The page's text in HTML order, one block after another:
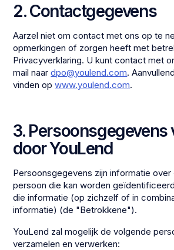
2. Contactgegevens
Aarzel niet om contact met ons op te
opmerkingen of zorgen heeft met
Privacyverklaring. U kunt contact met
mail naardpo@youlend.com.
vinden opwww.youlend.com.
3. Persoonsgegevens
door YouLend
Persoonsgegevens zijn informatie over
persoon die kan worden
die informatie (op zichzelf of in
informatie) (de "Betrokkene").
YouLend zal mogelijk de volgende
verzamelen en verwerken: